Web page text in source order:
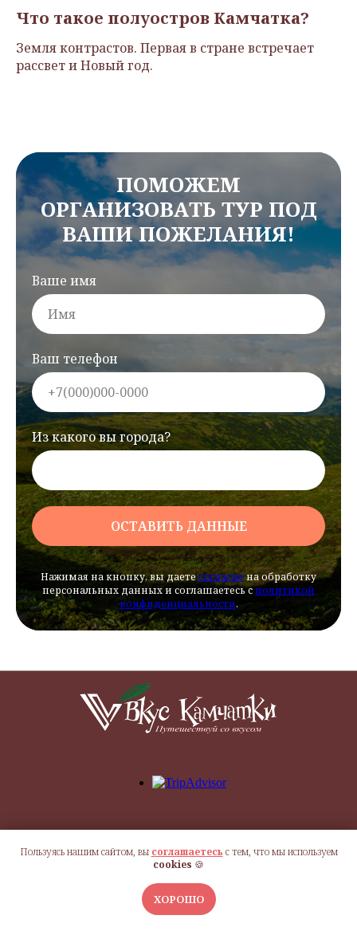
Что такое полуостров Камчатка?
Земля контрастов. Первая в стране встречает
рассвет и Новый год.
ПОМОЖЕМ
ОРГАНИЗОВАТЬ ТУР ПОД
ВАШИ ПОЖЕЛАНИЯ!
Ваше имя
Ваш телефон
Из какого вы города?
ОСТАВИТЬ ДАННЫЕ
Нажимая на кнопку, вы даетесогласиена обработку
персональных данных и соглашаетесь cполитикой
конфиденциальности.
Пользуясь нашим сайтом, вы соглашаетесь с тем, что мы используем
cookies 🍪
ХОРОШО